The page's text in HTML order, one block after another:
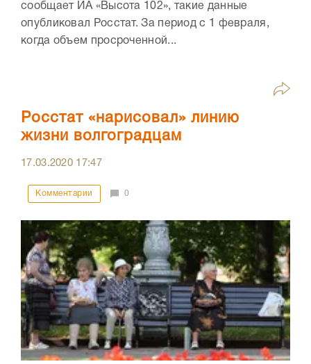
сообщает ИА «Высота 102», такие данные
опубликовал Росстат. За период с 1 февраля,
когда объем просроченной...
Росстат «нарисовал» линию
жизни волгоградцам
17.03.2020 17:47
Комментарии 0